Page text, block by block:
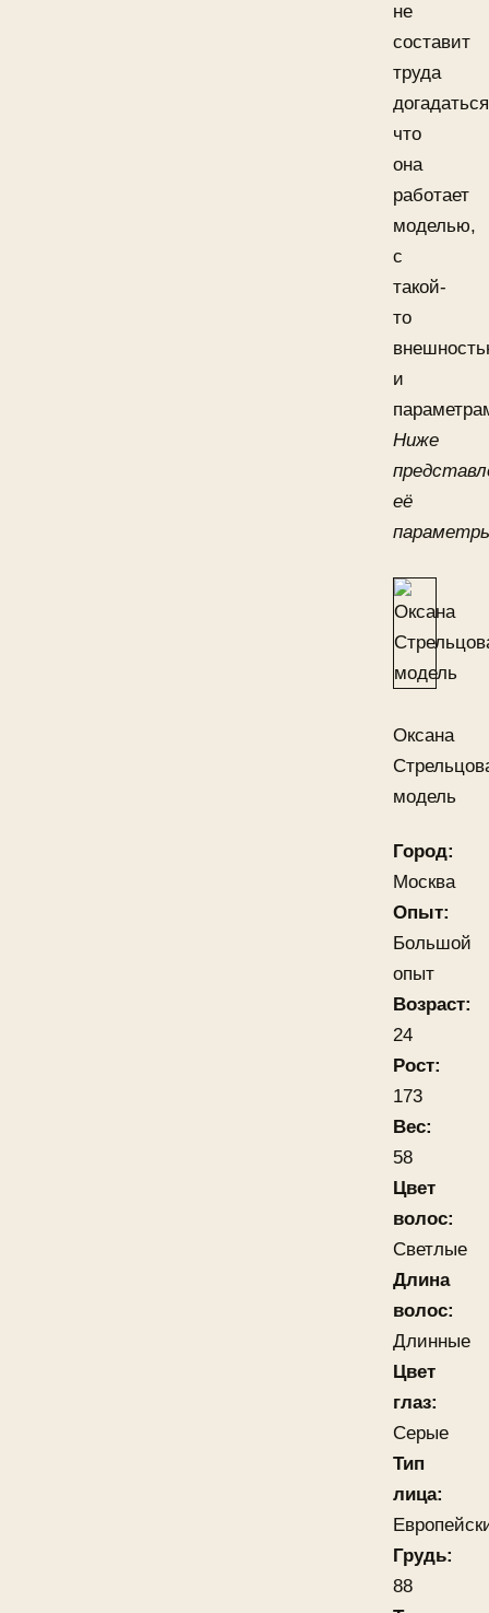
не
составит
труда
догадаться
что
она
работает
моделью,
с
такой-
то
и
Ниже
её
Оксана
модель
Город:
Москва
Опыт:
Большой
опыт
Возраст:
24
Рост:
173
Вес:
58
Цвет
волос:
Светлые
Длина
волос:
Длинные
Цвет
глаз:
Серые
Тип
лица:
Грудь:
88